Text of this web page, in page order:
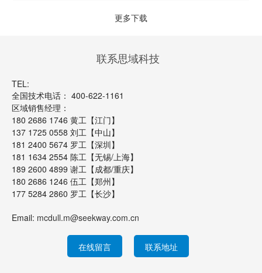
更多下载
联系思域科技
TEL:
全国技术电话： 400-622-1161
区域销售经理：
180 2686 1746 黄工【江门】
137 1725 0558 刘工【中山】
181 2400 5674 罗工【深圳】
181 1634 2554 陈工【无锡/上海】
189 2600 4899 谢工【成都/重庆】
180 2686 1246 伍工【郑州】
177 5284 2860 罗工【长沙】
Email: mcdull.m@seekway.com.cn
在线留言 联系地址